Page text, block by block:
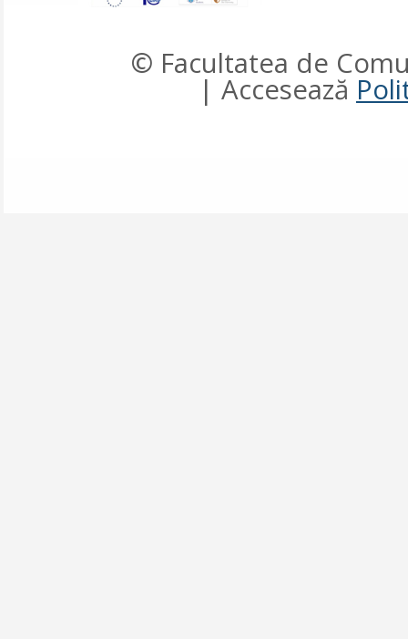
© Facultatea de
| Accesează